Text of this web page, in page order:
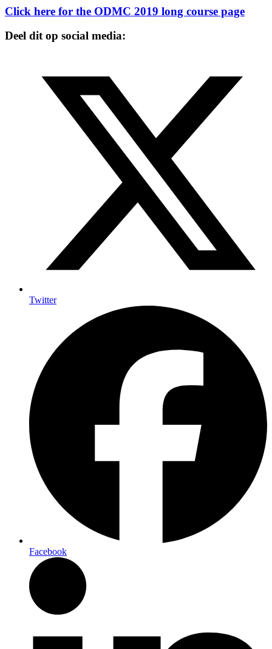
Click here for the ODMC 2019 long course page
Deel dit op social media:
Twitter
Facebook